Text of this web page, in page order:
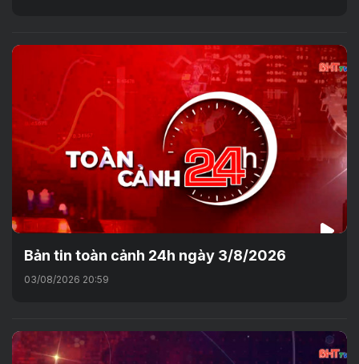
Bản tin toàn cảnh 24h ngày 3/8/2026
03/08/2026 20:59